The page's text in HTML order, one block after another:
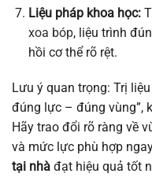
Liệu pháp khoa học:
xoa bóp, liệu trình
hồi cơ thể rõ rệt.
Lưu ý quan trọng: Trị
đúng lực – đúng vùng”,
Hãy trao đổi rõ ràng về
và mức lực phù hợp
tại nhà đạt hiệu quả tốt